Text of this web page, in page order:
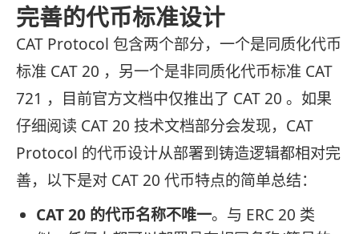
完善的代币标准设计
CAT Protocol 包含两个部分，一个是同质化代币
标准 CAT 20 ，另一个是非同质化代币标准 CAT
721 ，目前官方文档中仅推出了 CAT 20 。如果
仔细阅读 CAT 20 技术文档部分会发现，CAT
Protocol 的代币设计从部署到铸造逻辑都相对完
善，以下是对 CAT 20 代币特点的简单总结：
CAT 20 的代币名称不唯一。与 ERC 20 类